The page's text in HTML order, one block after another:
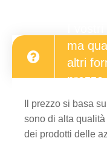
ma
altri
prezzo
Il prezzo si basa
sono di alta
dei prodotti delle